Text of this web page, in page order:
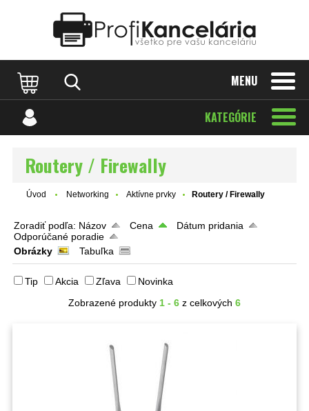
MENU
KATEGÓRIE
Routery / Firewally
Úvod Networking Aktívne prvky Routery / Firewally
Zoradiť podľa: Názov Cena
Dátum pridania
Odporúčané poradie
Obrázky
Tabuľka
Tip Akcia Zľava
Novinka
Zobrazené produkty 1 - 6 z celkových 6
Katalóg internetových stránok Designed by Rawpixel.com